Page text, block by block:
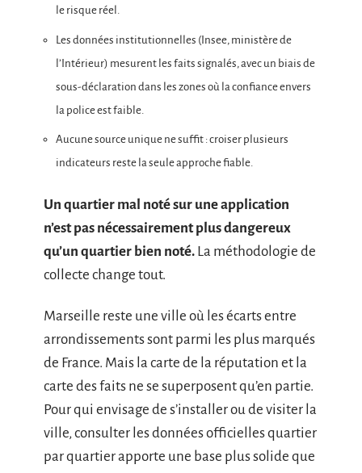
le risque réel.
Les données institutionnelles (Insee, ministère de
l’Intérieur) mesurent les faits signalés, avec un biais de
sous-déclaration dans les zones où la confiance envers
la police est faible.
Aucune source unique ne suffit : croiser plusieurs
indicateurs reste la seule approche fiable.
Un quartier mal noté sur une application
n’est pas nécessairement plus dangereux
qu’un quartier bien noté. La méthodologie de
collecte change tout.
Marseille reste une ville où les écarts entre
arrondissements sont parmi les plus marqués
de France. Mais la carte de la réputation et la
carte des faits ne se superposent qu’en partie.
Pour qui envisage de s’installer ou de visiter la
ville, consulter les données officielles quartier
par quartier apporte une base plus solide que